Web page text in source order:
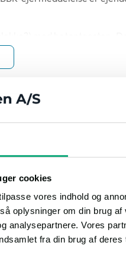
cookies
vores indhold og
oplysninger om din brug
analysepartnere. Vores
fra din brug af deres
150 m².
kunne det
ejermeddelelsen er der
udendørs over terræn.
badeværelse m.v.
med tag af metal med
med tag af metal med et